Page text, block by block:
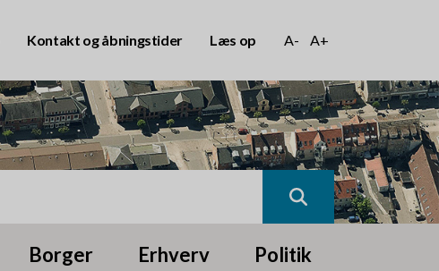
Kontakt og åbningstider Læs op A- A+
Borger Erhverv Politik